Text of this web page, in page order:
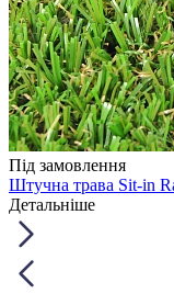
Під замовлення
Штучна трава Sit-in
Детальніше